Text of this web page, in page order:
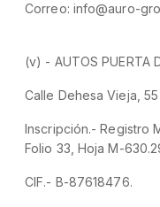
Correo: info@auro-
(v) - AUTOS PUERTA
Calle Dehesa Vieja,
Inscripción.- Registro
Folio 33, Hoja M-
CIF.- B-87618476.